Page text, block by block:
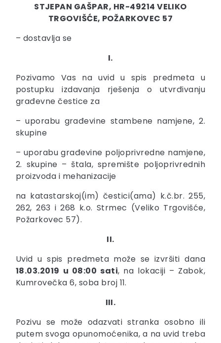
STJEPAN GAŠPAR, HR-49214 VELIKO
TRGOVIŠĆE, POŽARKOVEC 57
– dostavlja se
I.
Pozivamo Vas na uvid u spis predmeta u
postupku izdavanja rješenja o utvrđivanju
građevne čestice za
– uporabu građevine stambene namjene, 2.
skupine
– uporabu građevine poljoprivredne namjene,
2. skupine – štala, spremište poljoprivrednih
proizvoda i mehanizacije
na katastarskoj(im) čestici(ama) k.č.br. 255,
262, 263 i 268 k.o. Strmec (Veliko Trgovišće,
Požarkovec 57).
II.
Uvid u spis predmeta može se izvršiti dana
18.03.2019 u 08:00 sati, na lokaciji – Zabok,
Kumrovečka 6, soba broj 11.
III.
Pozivu se može odazvati stranka osobno ili
putem svoga opunomoćenika, a na uvid treba